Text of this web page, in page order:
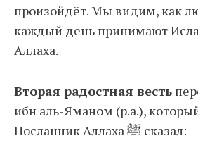
произойдёт. Мы видим, как
каждый день принимают
Аллаха.
Вторая радостная весть
ибн аль-Яманом (р.а.),
Посланник Аллаха ﷺ сказал: